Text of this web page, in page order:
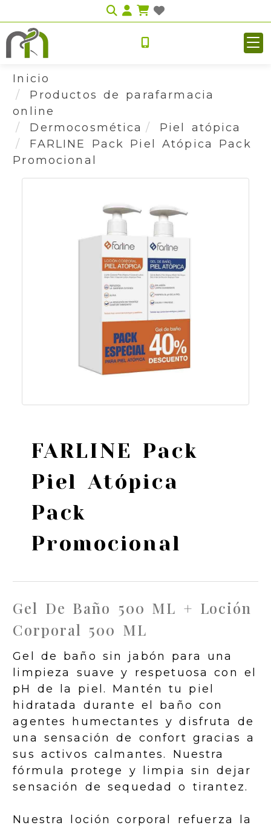
Identifícate
Inicio
Productos de parafarmacia
online
Dermocosmética
Piel atópica
FARLINE Pack Piel Atópica Pack
Promocional
FARLINE Pack
Piel Atópica
Pack
Promocional
Gel De Baño 500 ML + Loción
Corporal 500 ML
Gel de baño sin jabón para una
limpieza suave y respetuosa con el
pH de la piel. Mantén tu piel
hidratada durante el baño con
agentes humectantes y disfruta de
una sensación de confort gracias a
sus activos calmantes. Nuestra
fórmula protege y limpia sin dejar
sensación de sequedad o tirantez.
Nuestra loción corporal refuerza la